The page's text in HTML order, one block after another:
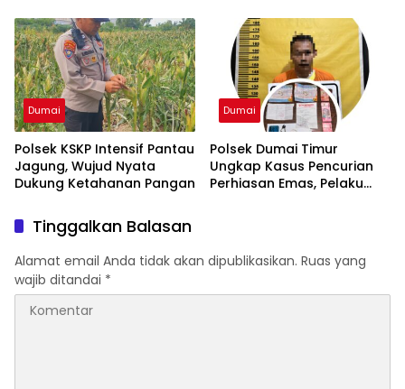
II Tahun 2026
wilayah hukum Polsek
TPTM
Dumai
Polsek KSKP Intensif Pantau
Jagung, Wujud Nyata
Dukung Ketahanan Pangan
Dumai
Polsek Dumai Timur
Ungkap Kasus Pencurian
Perhiasan Emas, Pelaku
Tinggalkan Balasan
Alamat email Anda tidak akan dipublikasikan. Ruas yang
wajib ditandai *